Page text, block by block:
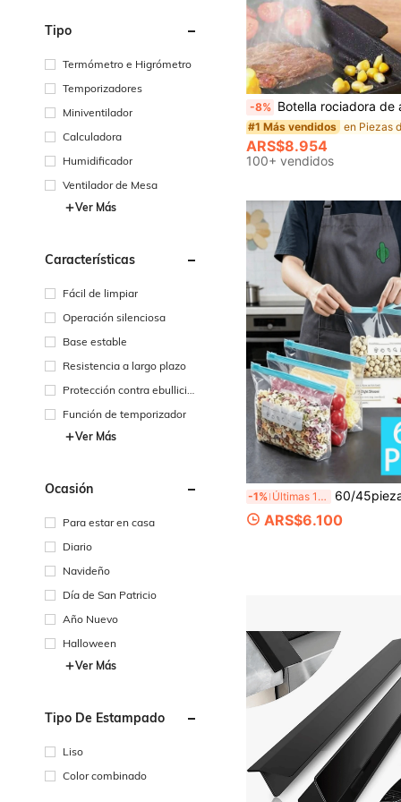
Tipo
Termómetro e Higrómetro
Temporizadores
Miniventilador
Calculadora
Humidificador
Ventilador de Mesa
Ver Más
Características
Fácil de limpiar
Operación silenciosa
Base estable
Resistencia a largo plazo
Protección contra ebullició
Función de temporizador
Ver Más
Ocasión
Para estar en casa
Diario
Navideño
Día de San Patricio
Año Nuevo
Halloween
Ver Más
Tipo De Estampado
Liso
Color combinado
-8% Botella rociadora de aceite tipo presión, botella de condimentos para el hogar, botella de control de aceite a prueba de polvo, botella rociadora de aceite para freidora de aire de cocina, botella rociadora recargable con boquilla de niebla de aceite, rociador de alta presión, botella
#1 Más vendidos
ARS$8.954
100+ vendidos
-1% Últimas 10 hrs 60/45piezas Bolsas reutilizables para almacenamiento de alimentos - Bolsas de plástico extra gruesas a prueba de fugas para congelador, bolsas de almacenamiento
ARS$6.100